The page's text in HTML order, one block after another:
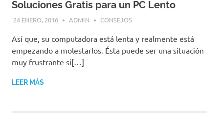
Soluciones Gratis para un PC Lento
24 ENERO, 2016 ADMIN CONSEJOS
Así que, su computadora está lenta y realmente está
empezando a molestarlos. Ésta puede ser una situación
muy frustrante si[…]
LEER MÁS